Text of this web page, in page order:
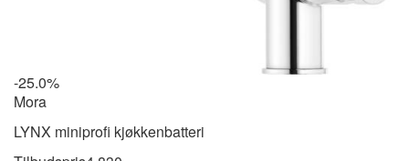
-25.0%
Mora
LYNX miniprofi kjøkkenbatteri